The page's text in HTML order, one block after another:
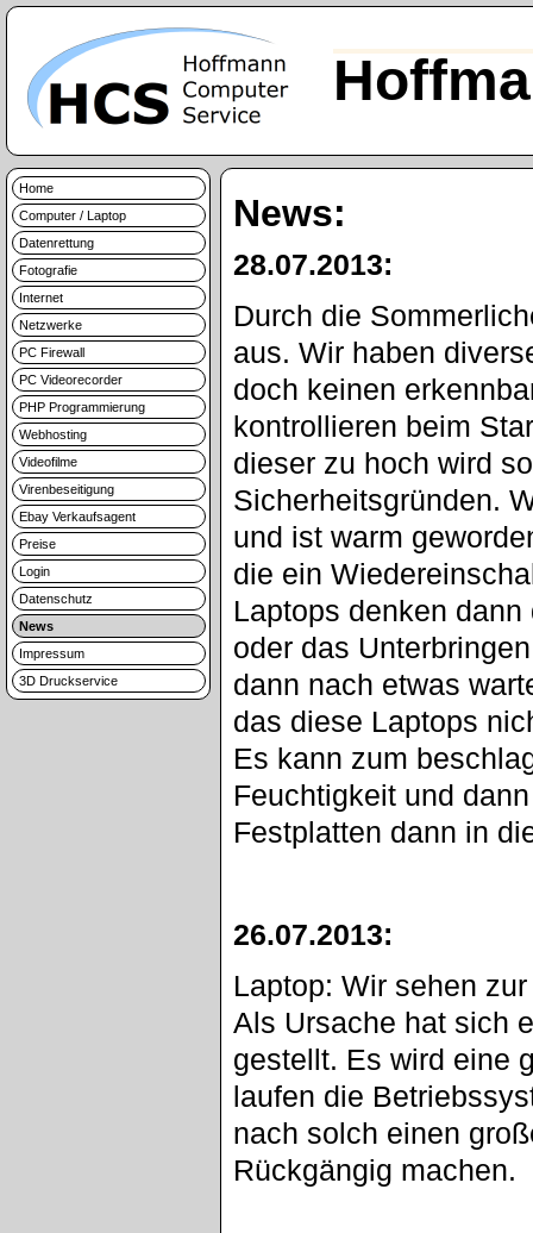
Home
Computer / Laptop
Datenrettung
Fotografie
Internet
Netzwerke
PC Firewall
PC Videorecorder
PHP Programmierung
Webhosting
Videofilme
Virenbeseitigung
Ebay Verkaufsagent
Preise
Login
Datenschutz
News
Impressum
3D Druckservice
News:
28.07.2013:
Durch die
aus. Wir haben
doch keinen
kontrollieren beim
dieser zu hoch wird
Sicherheitsgründen.
und ist warm
die ein
Laptops denken
oder das
dann nach etwas
das diese Laptops
Es kann zum
Feuchtigkeit und
Festplatten dann in
26.07.2013:
Laptop: Wir sehen
Als Ursache hat sich
gestellt. Es wird eine
laufen die
nach solch einen
Rückgängig machen.